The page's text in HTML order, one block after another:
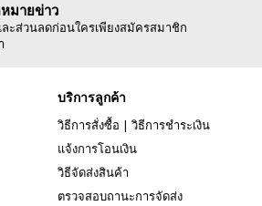
มายข่าว
ะส่วนลดก่อนใครเพียงสมัครสมาชิก
บริการลูกค้า
วิธีการสั่งซื้อ | วิธีการชำระเงิน
แจ้งการโอนเงิน
วิธีจัดส่งสินค้า
ตรวจสอบถานะการจัดส่ง